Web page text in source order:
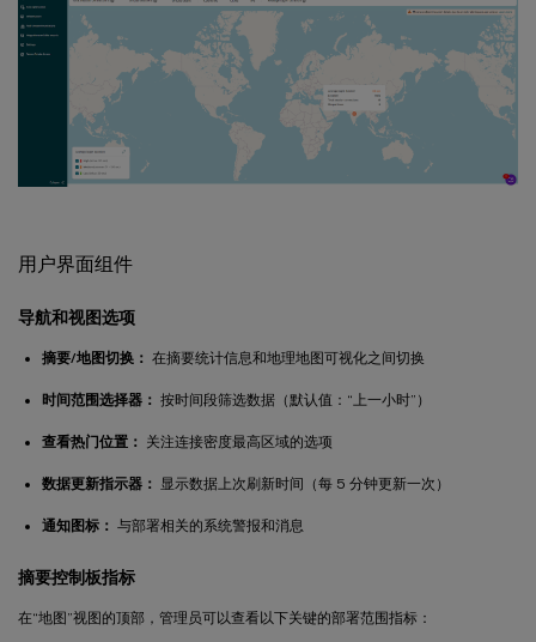
用户界面组件
导航和视图选项
摘要/地图切换： 在摘要统计信息和地理地图可视化之间切换
时间范围选择器： 按时间段筛选数据（默认值：“上一小时”）
查看热门位置： 关注连接密度最高区域的选项
数据更新指示器： 显示数据上次刷新时间（每 5 分钟更新一次）
通知图标： 与部署相关的系统警报和消息
摘要控制板指标
在“地图”视图的顶部，管理员可以查看以下关键的部署范围指标：